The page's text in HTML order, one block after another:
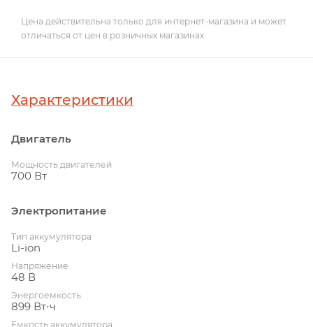
Цена действительна только для интернет-магазина и может
отличаться от цен в розничных магазинах
Характеристики
Двигатель
Мощность двигателей
700 Вт
Электропитание
Тип аккумулятора
Li-ion
Напряжение
48 В
Энергоемкость
899 Вт⋅ч
Емкость аккумулятора